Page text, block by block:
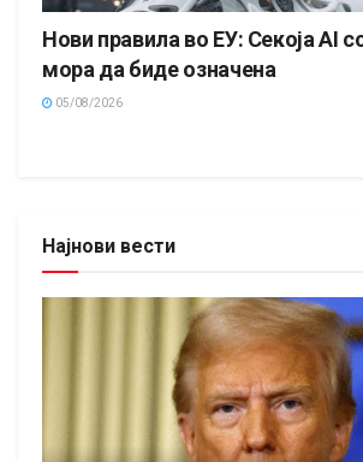
Нови правила во ЕУ: Секоја AI
мора да биде означена
05/08/2026
Најнови вести